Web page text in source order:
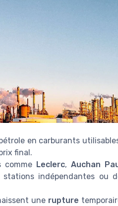
en carburants
final.
comme Leclerc,Auchan
indépendantes ou
une rupture